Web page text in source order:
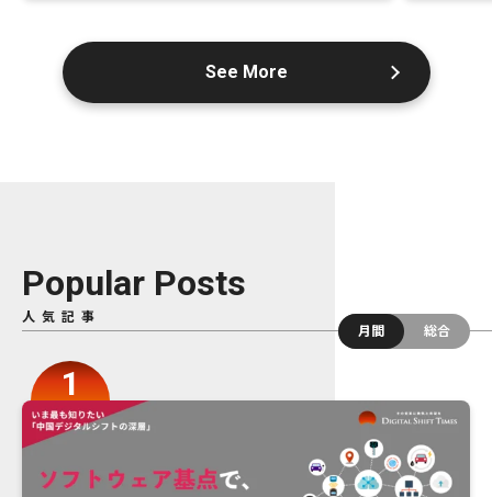
See More
Popular Posts
人気記事
月間
総合